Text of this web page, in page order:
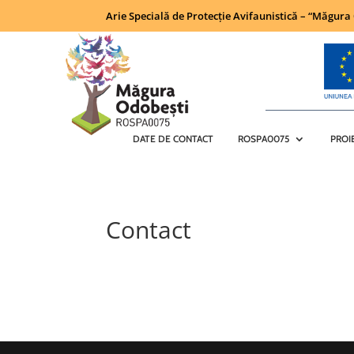
Arie Specială de Protecție Avifaunistică – “Măgura
DATE DE CONTACT ROSPA0075
Contact